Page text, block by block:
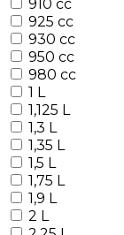
910 cc
925 cc
930 cc
950 cc
980 cc
1 L
1,125 L
1,3 L
1,35 L
1,5 L
1,75 L
1,9 L
2 L